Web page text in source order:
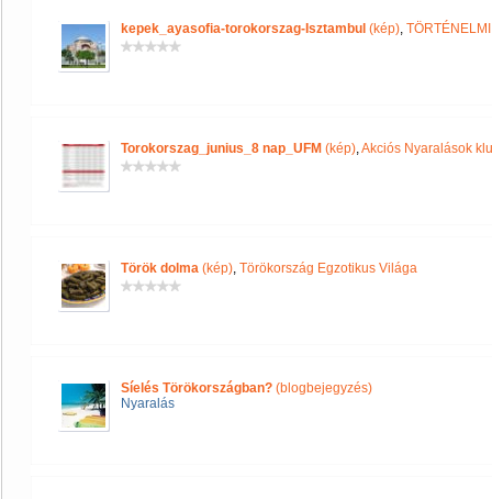
kepek_ayasofia-torokorszag-Isztambul (kép),
Torokorszag_junius_8 nap_UFM (kép),Akciós Nyaralások
Török dolma (kép), Törökország Egzotikus Világa
Síelés Törökországban? (blogbejegyzés)
Nyaralás